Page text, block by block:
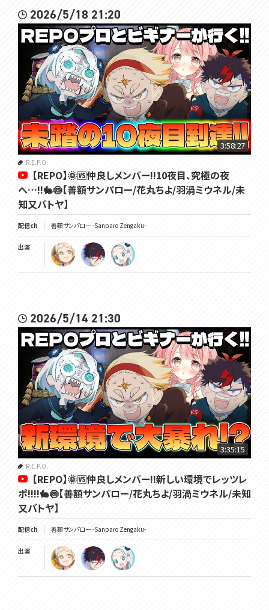
2026/5/18 21:20
3:58:27
R.E.P.O.
【REPO】🌞🆚仲良しメンバー!!10夜目、究極の夜
へ…!!🐇🍥【善額サンパロー/花丸ちよ/羽渦ミウネル/未
知又バトヤ】
配信ch 善額サンパロー -Sanparo Zengaku-
出演
2026/5/14 21:30
3:35:15
R.E.P.O.
【REPO】🌞🆚仲良しメンバー!!新しい環境でレッツレ
ポ!!!!🐇🍥【善額サンパロー/花丸ちよ/羽渦ミウネル/未知
又バトヤ】
配信ch 善額サンパロー -Sanparo Zengaku-
出演